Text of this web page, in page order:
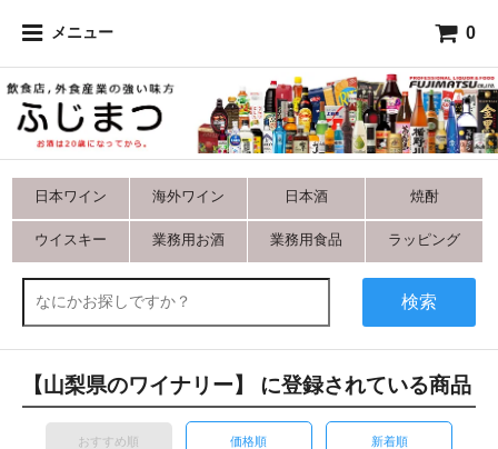
メニュー 0
日本ワイン 海外ワイン 日本酒 焼酎
ウイスキー 業務用お酒 業務用食品 ラッピング
検索
【山梨県のワイナリー】 に登録されている商品
おすすめ順 価格順 新着順